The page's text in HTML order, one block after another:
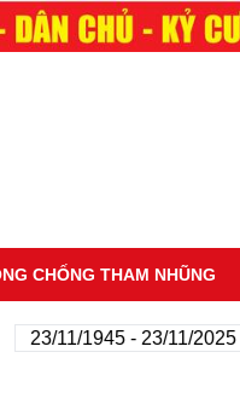
CHỐNG THAM NHŨNG
23/11/1945 - 23/11/2025